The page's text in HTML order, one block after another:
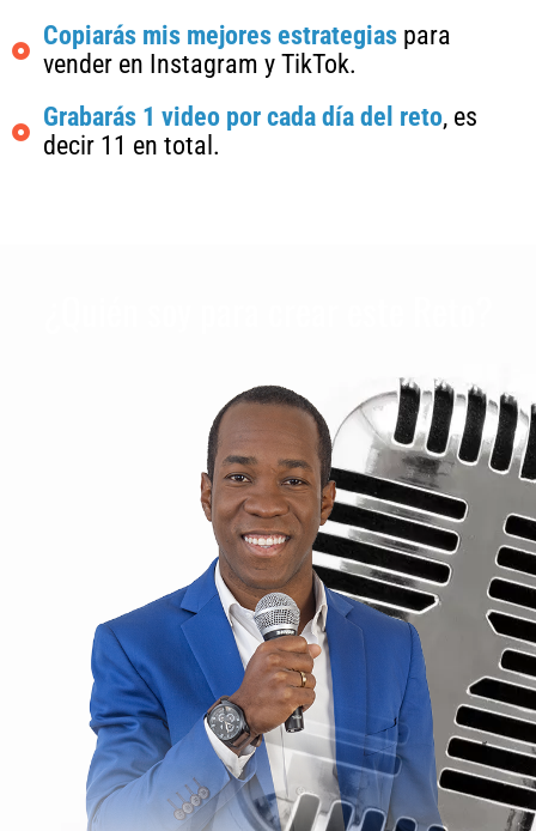
Copiarás mis mejores estrategias para
vender en Instagram y TikTok.
Grabarás 1 video por cada día del reto, es
decir 11 en total.